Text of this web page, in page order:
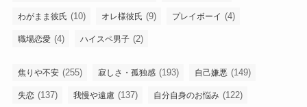
わがまま彼氏 (10) オレ様彼氏 (9) プレイボーイ (4)
職場恋愛 (4) ハイスペ男子 (2)
焦りや不安 (255) 寂しさ・孤独感 (193) 自己嫌悪 (149)
失恋 (137) 我慢や遠慮 (137) 自分自身のお悩み (122)